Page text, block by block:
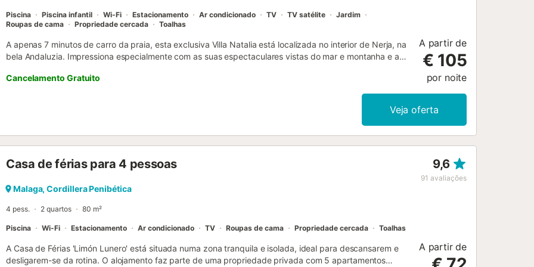
Piscina Piscina infantil Wi-Fi Estacionamento Ar condicionado TV TV satélite
Jardim
Roupas de cama
Propriedade cercada Toalhas
A apenas 7 minutos de carro da praia, esta exclusiva Villa Natalia está localizada no interior de Nerja, na
bela Andaluzia. Impressiona especialmente com as suas espectaculares vistas do mar e montanha e a
amigos. Tem uma sala de estar, uma cozinha bem equipada com máquina de lavar loiça, 4 quartos, 2
casas de banho e pode acomodar 8 pessoas. Outras comodidades incluem Wi-Fi (adequado para
videochamadas), ar condicionado, Televisão por Satélite e leitor de DVD. A acomodação adequada para
varanda com bancos confortáveis e uma bela piscina, que também é adequada para hóspedes mais
parcialmente coberto. A propriedade inclui também um jardim privado, um duche ao ar livre, e uma
inúmeras lojas, restaurantes, cafés e bares e o supermercado mais próximo fica a 8 minutos de carro (4
min), Praia Nerja (9 min) ...
Cancelamento Gratuito
A partir de
€ 105
por noite
Veja oferta
Casa de férias para 4 pessoas 9,6
91 avaliações
Malaga, Cordillera Penibética
4 pess. 2 quartos 80 m²
Piscina Wi-Fi Estacionamento Ar condicionado TV Roupas de cama Propriedade cercada Toalhas
A Casa de Férias 'Limón Lunero' está situada numa zona tranquila e isolada, ideal para descansarem e
desligarem-se da rotina. O alojamento faz parte de uma propriedade privada com 5 apartamentos
A partir de